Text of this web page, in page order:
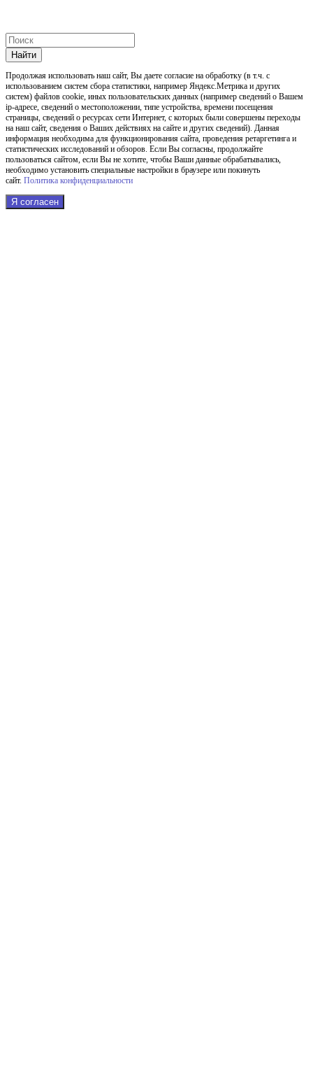
Найти
Продолжая использовать наш cайт, Вы даете согласие на обработку (в т.ч. с
использованием систем сбора статистики, например Яндекс.Метрика и других
систем) файлов cookie, иных пользовательских данных (например сведений о Вашем
ip-адресе, сведений о местоположении, типе устройства, времени посещения
страницы, сведений о ресурсах сети Интернет, с которых были совершены переходы
на наш сайт, сведения о Ваших действиях на сайте и других сведений). Данная
информация необходима для функционирования сайта, проведения ретаргетинга и
статистических исследований и обзоров. Если Вы согласны, продолжайте
пользоваться сайтом, если Вы не хотите, чтобы Ваши данные обрабатывались,
необходимо установить специальные настройки в браузере или покинуть
сайт. Политика конфиденциальности
Я согласен